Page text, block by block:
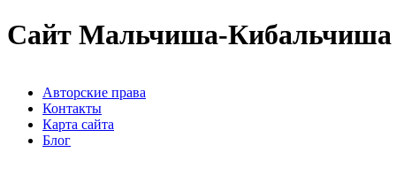
Сайт Мальчиша-Кибальчиша
Авторские права
Контакты
Карта сайта
Блог